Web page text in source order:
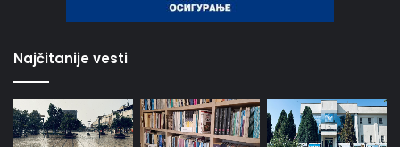
Najčitanije vesti